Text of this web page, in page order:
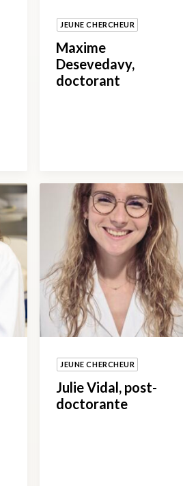
JEUNE CHERCHEUR
Maxime
Desevedavy,
doctorant
JEUNE CHERCHEUR
Julie Vidal, post-
doctorante